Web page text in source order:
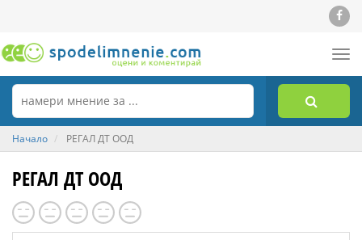
Начало РЕГАЛ ДТ ООД
РЕГАЛ ДТ ООД